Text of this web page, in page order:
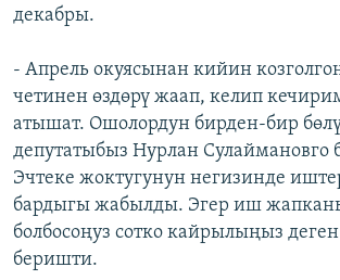
декабры.
- Апрель окуясынан кийин
четинен өздөрү жаап, келип
атышат. Ошолордун бирден-бир
депутатыбыз Нурлан Сулаймановго
Эчтеке жоктугунун негизинде
бардыгы жабылды. Эгер иш
болбосоңуз сотко кайрылыңыз
беришти.